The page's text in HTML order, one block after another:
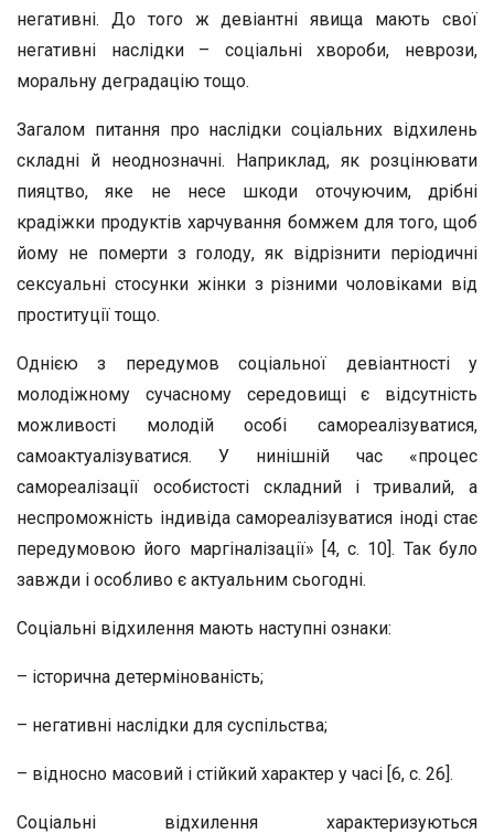
негативні. До того ж девіантні явища мають свої
негативні наслідки – соціальні хвороби, неврози,
моральну деградацію тощо.
Загалом питання про наслідки соціальних відхилень
складні й неоднозначні. Наприклад, як розцінювати
пияцтво, яке не несе шкоди оточуючим, дрібні
крадіжки продуктів харчування бомжем для того, щоб
йому не померти з голоду, як відрізнити періодичні
сексуальні стосунки жінки з різними чоловіками від
проституції тощо.
Однією з передумов соціальної девіантності у
молодіжному сучасному середовищі є відсутність
можливості молодій особі самореалізуватися,
самоактуалізуватися. У нинішній час «процес
самореалізації особистості складний і тривалий, а
неспроможність індивіда самореалізуватися іноді стає
передумовою його маргіналізації» [4, с. 10]. Так було
завжди і особливо є актуальним сьогодні.
Соціальні відхилення мають наступні ознаки:
– історична детермінованість;
– негативні наслідки для суспільства;
– відносно масовий і стійкий характер у часі [6, с. 26].
Соціальні відхилення характеризуються